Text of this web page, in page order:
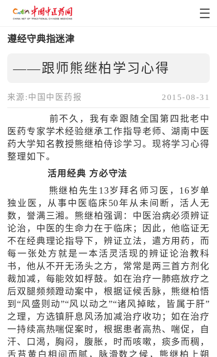
遵经守典指迷津
——跟师熊继柏学习心得
来源:中国中医药报 2015-08-31
前不久，我有幸跟随全国第四批老中
医药专家学术经验继承工作指导老师、湖南中医
药大学知名教授熊继柏侍诊学习。现将学习心得
整理如下。
活用经典 方必守法
熊继柏先生13岁拜名师习医，16岁单
独业医，从事中医临床50年从未间断，活人无
数，誉满三湘。熊继柏强调：中医治病必须辨证
论治，中医的生命力在于临床；因此，他临证无
不在经典理论指导下，辨证立法，遣方用药，而
每一张处方就是一本活灵活现的辨证论治教科
书，他从不开无汤头之方，常常是两三首方剂化
裁加减，每能效如桴鼓。如在治疗一肺癌放疗之
后双腿频频蹬动案中，根据证候舌脉，熊继柏悟
到“风盛则动”“风以动之”“诸风掉眩，皆属于肝”
之理，方选镇肝息风汤加减治疗收功；如在治疗
一持续高热喘促案时，根据患者高热、喘促，自
汗、口渴，胸闷，腹胀，时而咳嗽，痰多而稠，
舌苔黄白相间而腻，脉滑数之候，熊继柏上朔